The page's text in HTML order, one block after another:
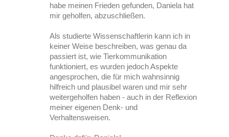
habe meinen Frieden gefunden, Daniela hat
mir geholfen, abzuschließen.
Als studierte Wissenschaftlerin kann ich in
keiner Weise beschreiben, was genau da
passiert ist, wie Tierkommunikation
funktioniert, es wurden jedoch Aspekte
angesprochen, die für mich wahnsinnig
hilfreich und plausibel waren und mir sehr
weitergeholfen haben - auch in der Reflexion
meiner eigenen Denk- und
Verhaltensweisen.